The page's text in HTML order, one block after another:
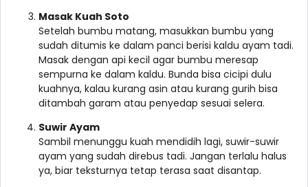
Masak Kuah Soto
Setelah bumbu matang, masukkan bumbu yang
sudah ditumis ke dalam panci berisi kaldu ayam tadi.
Masak dengan api kecil agar bumbu meresap
sempurna ke dalam kaldu. Bunda bisa cicipi dulu
kuahnya, kalau kurang asin atau kurang gurih bisa
ditambah garam atau penyedap sesuai selera.
Suwir Ayam
Sambil menunggu kuah mendidih lagi, suwir-suwir
ayam yang sudah direbus tadi. Jangan terlalu halus
ya, biar teksturnya tetap terasa saat disantap.